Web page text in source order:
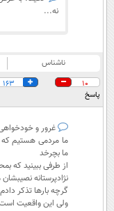
نه...
ناشناس
10
163
پاسخ
غرور و
ما مردمی هستیم که
ما بچرخد
از طرفی ببینید
نژادپرستانه
گرچه بارها تذکر
ولی این واقعیت